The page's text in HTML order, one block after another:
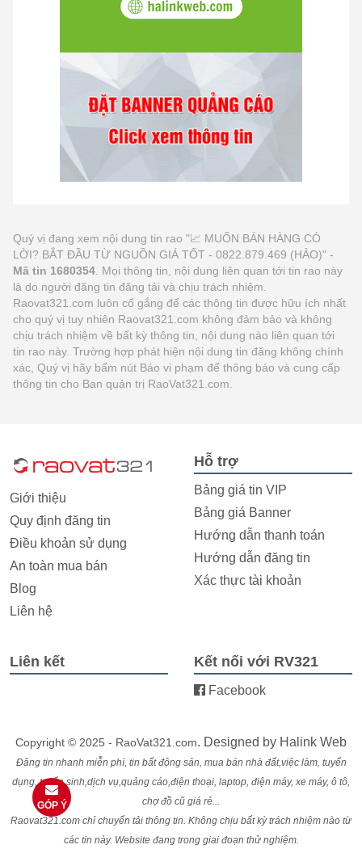
Quý vị đang xem nội dung tin rao "📈 MUỐN BÁN HÀNG CÓ
LỜI? BẮT ĐẦU TỪ NGUỒN GIÁ TỐT - 0822.879.469 (HẢO)" -
Mã tin 1680354 . Mọi thông tin, nội dung liên quan tới tin rao này
là do người đăng tin đăng tải và chịu trách nhiệm.
Raovat321.com luôn cố gắng để các thông tin được hữu ích nhất
cho quý vị tuy nhiên Raovat321.com không đảm bảo và không
chịu trách nhiệm về bất kỳ thông tin, nội dung nào liên quan tới
tin rao này. Trường hợp phát hiện nội dung tin đăng không chính
xác, Quý vị hãy bấm nút Báo vi phạm để thông báo và cung cấp
thông tin cho Ban quản trị RaoVat321.com.
Giới thiệu
Quy định đăng tin
Điều khoản sử dụng
An toàn mua bán
Blog
Liên hệ
Hỗ trợ
Bảng giá tin VIP
Bảng giá Banner
Hướng dẫn thanh toán
Hướng dẫn đăng tin
Xác thực tài khoản
Liên kết Kết nối với RV321
Facebook
Copyright © 2025 - RaoVat321.com. Designed by Halink Web
Đăng tin nhanh miễn phí, tin bất động sản, mua bán nhà đất,việc làm, tuyển
dụng, tuyển sinh,dịch vụ,quảng cáo,điện thoại, laptop, điện máy, xe máy, ô tô,
chợ đồ cũ giá rẻ...
Raovat321.com chỉ chuyển tải thông tin. Không chịu bất kỳ trách nhiệm nào từ
các tin này. Website đang trong giai đoạn thử nghiệm.
GÓP Ý